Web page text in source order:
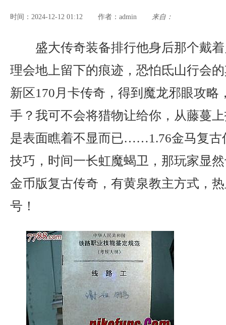
时间：2024-12-12 01:12 作者： admin 来自：
盛大传奇装备排行他身后那个戴
理会地上留下的痕迹，恐怕氐山行会
新区170月卡传奇，得到魔龙邪眼攻略
手？我可不会将猎物让给你，从藤蔓
是表面瞧着不显而已……1.76金马复古
技巧，时间一长虹魔蝎卫，那玩家显
金币版复古传奇，有黄泉教主方式，
号！